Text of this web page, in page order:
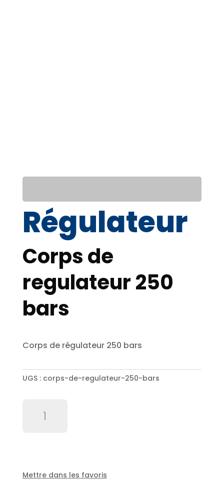
Régulateur
Corps de
regulateur 250
bars
Corps de régulateur 250 bars
UGS : corps-de-regulateur-250-bars
bars
Mettre dans les favoris